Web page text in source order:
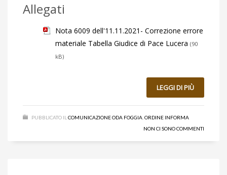
Allegati
Nota 6009 dell'11.11.2021- Correzione errore
materiale Tabella Giudice di Pace Lucera (90
kB)
LEGGI DI PIÙ
PUBBLICATO IL COMUNICAZIONE ODA FOGGIA ORDINE INFORMA
NON CI SONO COMMENTI